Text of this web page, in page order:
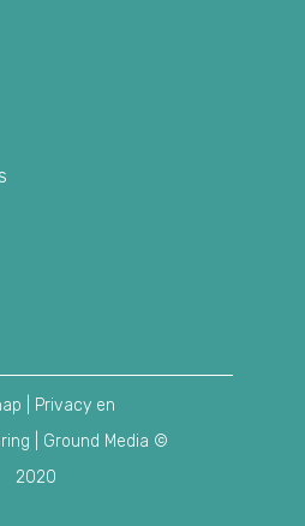
Privacy en
| Ground Media ©
2020